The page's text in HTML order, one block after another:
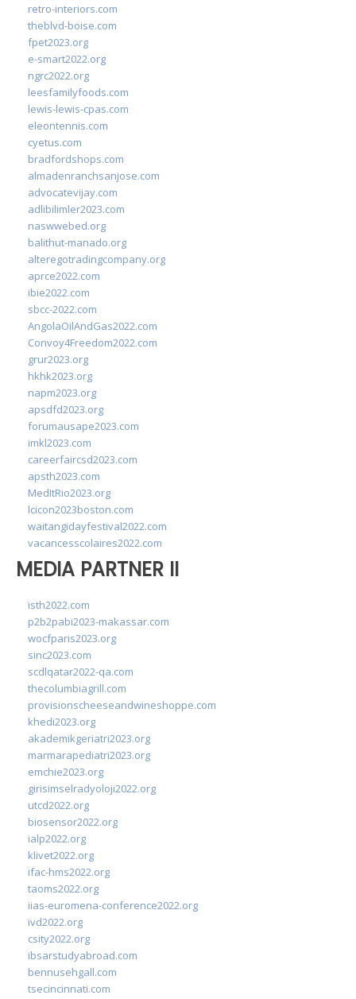
retro-interiors.com
theblvd-boise.com
fpet2023.org
e-smart2022.org
ngrc2022.org
leesfamilyfoods.com
lewis-lewis-cpas.com
eleontennis.com
cyetus.com
bradfordshops.com
almadenranchsanjose.com
advocatevijay.com
adlibilimler2023.com
naswwebed.org
balithut-manado.org
alteregotradingcompany.org
aprce2022.com
ibie2022.com
sbcc-2022.com
AngolaOilAndGas2022.com
Convoy4Freedom2022.com
grur2023.org
hkhk2023.org
napm2023.org
apsdfd2023.org
forumausape2023.com
imkl2023.com
careerfaircsd2023.com
apsth2023.com
MedItRio2023.org
lcicon2023boston.com
waitangidayfestival2022.com
vacancesscolaires2022.com
MEDIA PARTNER II
isth2022.com
p2b2pabi2023-makassar.com
wocfparis2023.org
sinc2023.com
scdlqatar2022-qa.com
thecolumbiagrill.com
provisionscheeseandwineshoppe.com
khedi2023.org
akademikgeriatri2023.org
marmarapediatri2023.org
emchie2023.org
girisimselradyoloji2022.org
utcd2022.org
biosensor2022.org
ialp2022.org
klivet2022.org
ifac-hms2022.org
taoms2022.org
iias-euromena-conference2022.org
ivd2022.org
csity2022.org
ibsarstudyabroad.com
bennusehgall.com
tsecincinnati.com